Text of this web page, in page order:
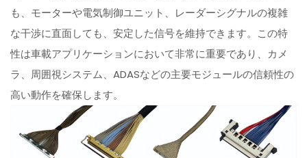
も、モーターや電気制御ユニット、レーダーシグナルの複雑
な干渉に直面しても、安定した信号を維持できます。この特
性は車載アプリケーションにおいて非常に重要であり、カメ
ラ、周囲視システム、ADASなどの主要モジュールの信頼性の
高い動作を確保します。